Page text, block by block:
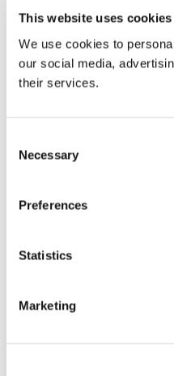
This website uses cookies
We use cookies to
our social media,
their services.
Selection
Necessary
Preferences
Statistics
Marketing